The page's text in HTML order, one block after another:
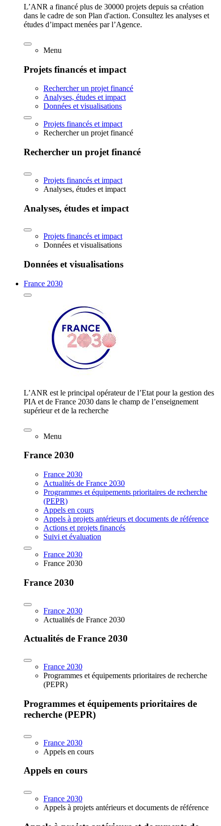
L’ANR a financé plus de 30000 projets depuis sa création
dans le cadre de son Plan d'action. Consultez les analyses et
études d’impact menées par l’Agence.
Menu
Projets financés et impact
Rechercher un projet financé
Analyses, études et impact
Données et visualisations
Projets financés et impact
Rechercher un projet financé
Rechercher un projet financé
Projets financés et impact
Analyses, études et impact
Analyses, études et impact
Projets financés et impact
Données et visualisations
Données et visualisations
France 2030
L’ANR est le principal opérateur de l’Etat pour la gestion des
PIA et de France 2030 dans le champ de l’enseignement
supérieur et de la recherche
Menu
France 2030
France 2030
Actualités de France 2030
Programmes et équipements prioritaires de recherche
(PEPR)
Appels en cours
Appels à projets antérieurs et documents de référence
Actions et projets financés
Suivi et évaluation
France 2030
France 2030
France 2030
France 2030
Actualités de France 2030
Actualités de France 2030
France 2030
Programmes et équipements prioritaires de recherche
(PEPR)
Programmes et équipements prioritaires de
recherche (PEPR)
France 2030
Appels en cours
Appels en cours
France 2030
Appels à projets antérieurs et documents de référence